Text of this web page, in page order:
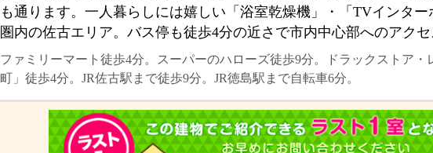
も通ります。一人暮らしには嬉しい「浴室乾燥機」・「TVインタ
圏内の佐古エリア。バス停も徒歩4分の近さで市内中心部へのアクセ
ファミリーマート徒歩4分。スーパーのハローズ徒歩9分。ドラックストア
町」徒歩4分。JR佐古駅まで徒歩9分。JR徳島駅まで自転車6分。